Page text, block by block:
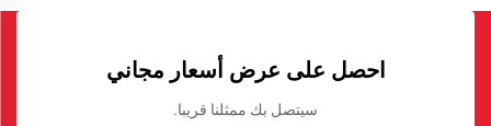
احصل على عرض أسعار مجاني
سيتصل بك ممثلنا قريبا.